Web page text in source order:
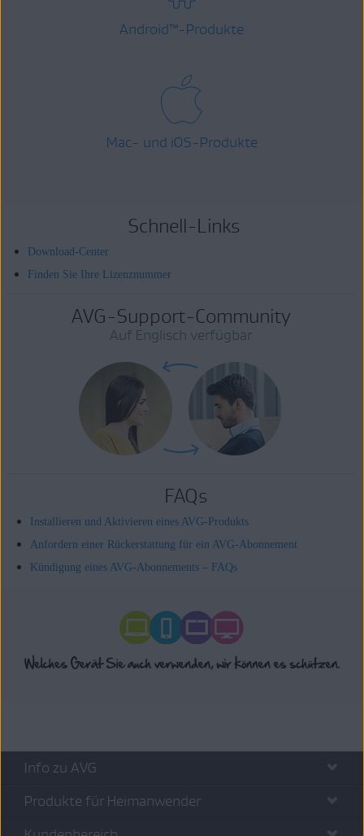
Android™-Produkte
Mac- und iOS-Produkte
Schnell-Links
Download-Center
Finden Sie Ihre Lizenznummer
AVG-Support-Community
Auf Englisch verfügbar
FAQs
Installieren und Aktivieren eines AVG-Produkts
Anfordern einer Rückerstattung für ein AVG-Abonnement
Kündigung eines AVG-Abonnements – FAQs
Info zu AVG
Produkte für Heimanwender